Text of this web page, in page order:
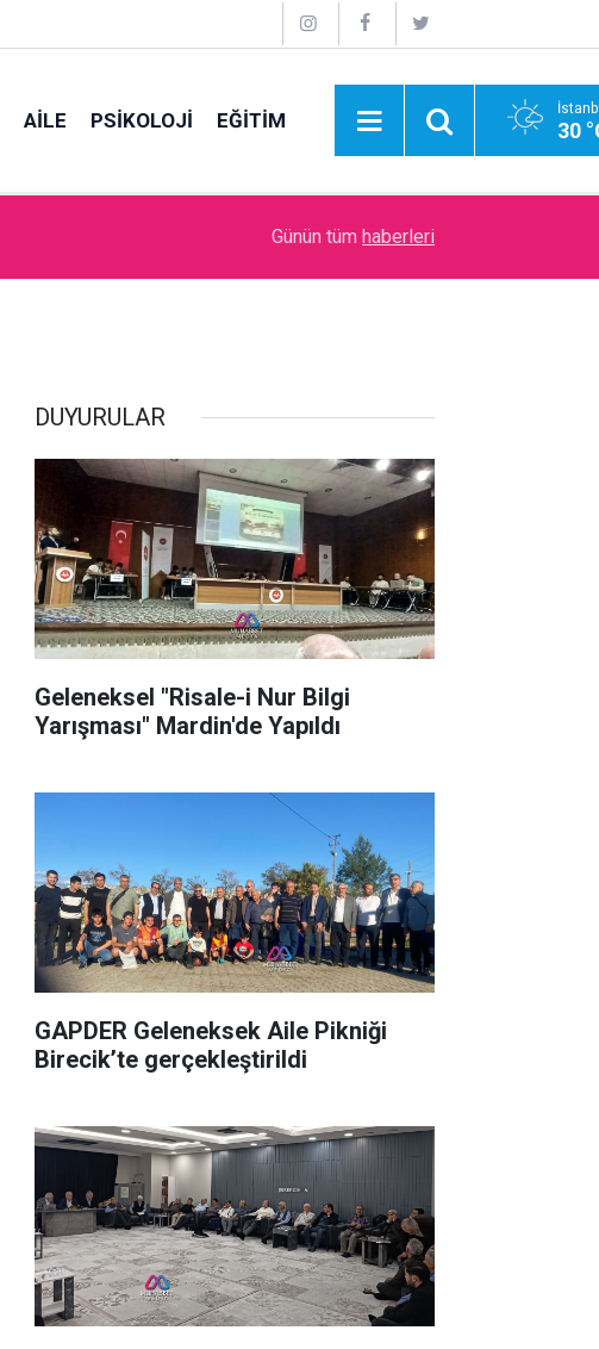
AİLE PSİKOLOJİ EĞİTİM 30
İdare Etme Sanatı
Günün tüm haberleri
DUYURULAR
Geleneksel "Risale-i Nur Bilgi
Yarışması" Mardin'de Yapıldı
GAPDER Geleneksek Aile Pikniği
Birecik’te gerçekleştirildi